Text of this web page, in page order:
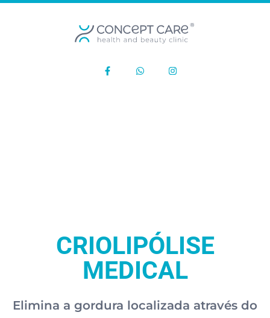
CRIOLIPÓLISE
MEDICAL
Elimina a gordura localizada através do